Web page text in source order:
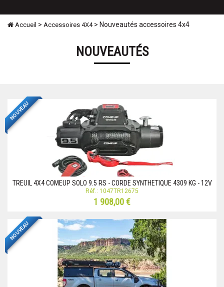
Accueil > Accessoires 4X4> Nouveautés accessoires 4x4
NOUVEAUTÉS
NOUVEAU
TREUIL 4X4 COMEUP SOLO 9.5 RS - CORDE SYNTHETIQUE 4309 KG - 12V
Réf.: 1047TR12675
1 908,00 €
NOUVEAU